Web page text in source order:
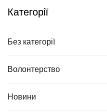
Категорії
Без категорії
Волонтерство
Новини